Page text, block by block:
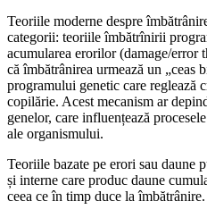
Teoriile moderne despre
categorii: teoriile îmbătrînirii
acumularea erorilor (damage/error
că îmbătrânirea urmează un „ceas
programului genetic care reglează
copilărie. Acest mecanism ar
genelor, care influențează
ale organismului.
Teoriile bazate pe erori sau daune
și interne care produc daune
ceea ce în timp duce la îmbătrânire.